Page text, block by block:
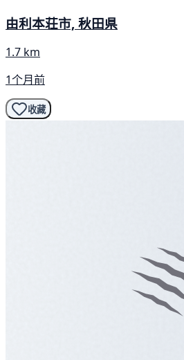
由利本荘市, 秋田県
1.7 km
1个月前
收藏